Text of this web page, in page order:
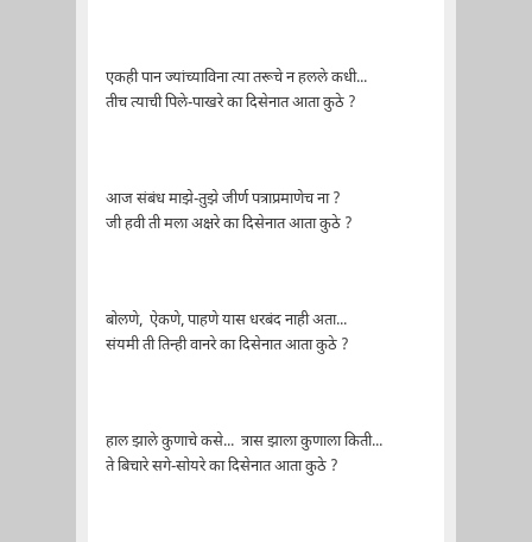
एकही पान ज्यांच्याविना त्या तरूचे न हलले कधी...
तीच त्याची पिले-पाखरे का दिसेनात आता कुठे ?
आज संबंध माझे-तुझे जीर्ण पत्राप्रमाणेच ना ?
जी हवी ती मला अक्षरे का दिसेनात आता कुठे ?
बोलणे, ऐकणे, पाहणे यास धरबंद नाही अता...
संयमी ती तिन्ही वानरे का दिसेनात आता कुठे ?
हाल झाले कुणाचे कसे... त्रास झाला कुणाला किती...
ते बिचारे सगे-सोयरे का दिसेनात आता कुठे ?